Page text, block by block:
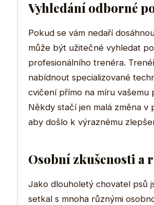
Vyhledání odborné
Pokud se vám nedaří
může být užitečné vyhledat
profesionálního trenéra.
nabídnout specializované
cvičení přímo na míru vašemu
Někdy stačí jen malá změna v
aby došlo k výraznému
Osobní zkušenosti a
Jako dlouholetý chovatel psů
setkal s mnoha různými